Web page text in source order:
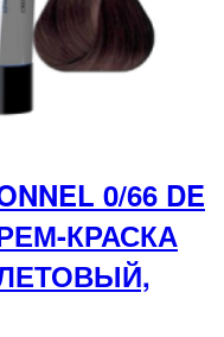
0/66 DE
КРАСКА